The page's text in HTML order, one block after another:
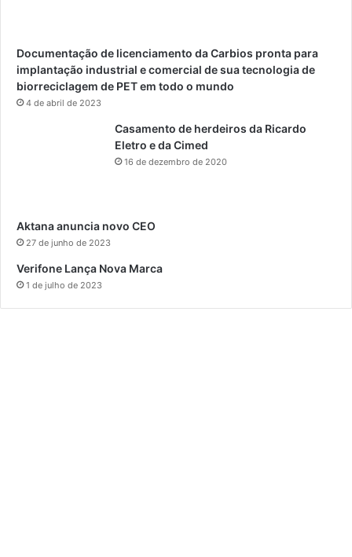
Documentação de licenciamento da Carbios pronta para
implantação industrial e comercial de sua tecnologia de
biorreciclagem de PET em todo o mundo
4 de abril de 2023
Casamento de herdeiros da Ricardo
Eletro e da Cimed
16 de dezembro de 2020
Aktana anuncia novo CEO
27 de junho de 2023
Verifone Lança Nova Marca
1 de julho de 2023